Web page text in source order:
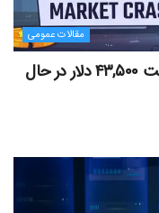
مقالات عمومی
مایکل ترپین: متاسفم، بیت‌کوین به سمت ۴۳,۵۰۰ دلار در حال